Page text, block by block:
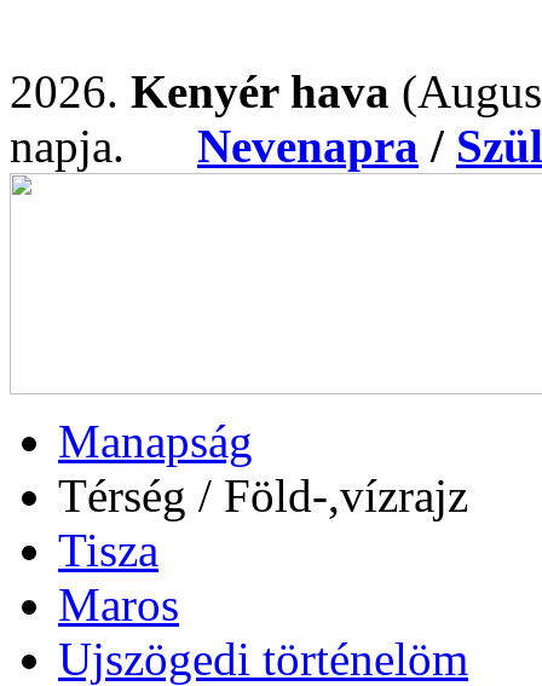
2026. Kenyér hava
napja. Nevenapra /
Manapság
Térség / Föld-,vízrajz
Tisza
Maros
Ujszögedi történelöm